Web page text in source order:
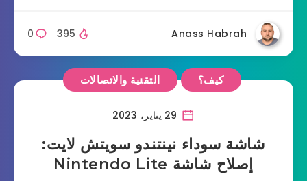
Anass Habrah
0 395
كيف؟ التقنية والاتصالات
شاشة سوداء نينتندو سويتش لايت:
إصلاح شاشة Nintendo Lite